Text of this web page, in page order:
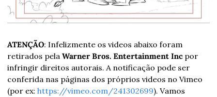
ATENÇÃO: Infelizmente os videos abaixo foram
retirados pela Warner Bros. Entertainment Inc por
infringir direitos autorais. A notificação pode ser
conferida nas páginas dos próprios videos no Vimeo
(por ex: https://vimeo.com/241302699). Vamos